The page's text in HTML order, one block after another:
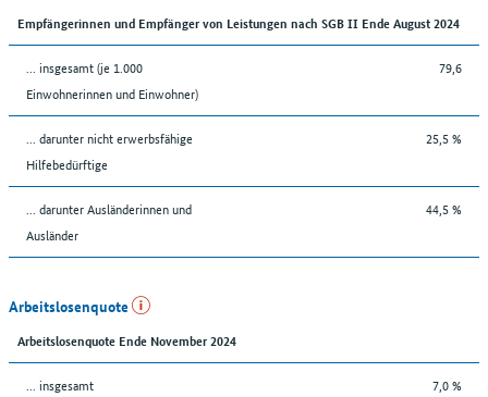
Empfängerinnen und Empfänger von Leistungen nach SGB II Ende August 2024
... insgesamt (je 1.000
Einwohnerinnen und Einwohner)
79,6
... darunter nicht erwerbsfähige
Hilfebedürftige
25,5 %
... darunter Ausländerinnen und
Ausländer
44,5 %
Arbeitslosenquote
Arbeitslosenquote Ende November 2024
... insgesamt 7,0 %